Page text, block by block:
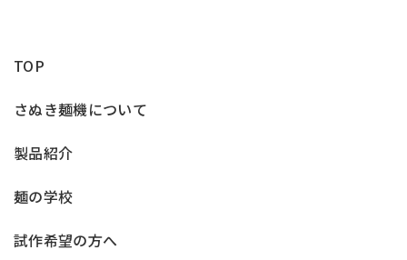
TOP
さぬき麺機について
製品紹介
麺の学校
試作希望の方へ